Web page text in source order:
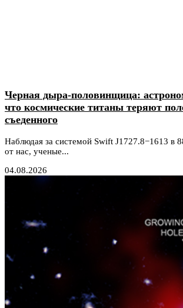
Черная дыра-половинщица:
что космические титаны теряют
съеденного
Наблюдая за системой Swift J1727.8−1613 в
от нас, ученые...
04.08.2026